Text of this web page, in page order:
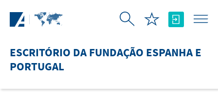
ESCRITÓRIO DA FUNDAÇÃO ESPANHA E
PORTUGAL